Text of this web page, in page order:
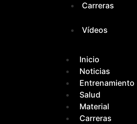
Carreras
Vídeos
Inicio
Noticias
Entrenamiento
Salud
Material
Carreras